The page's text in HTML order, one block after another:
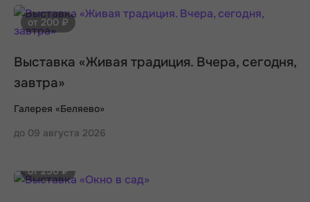
от 200 ₽
Выставка «Живая традиция. Вчера, сегодня,
завтра»
Галерея «Беляево»
до 09 августа 2026
от 250 ₽